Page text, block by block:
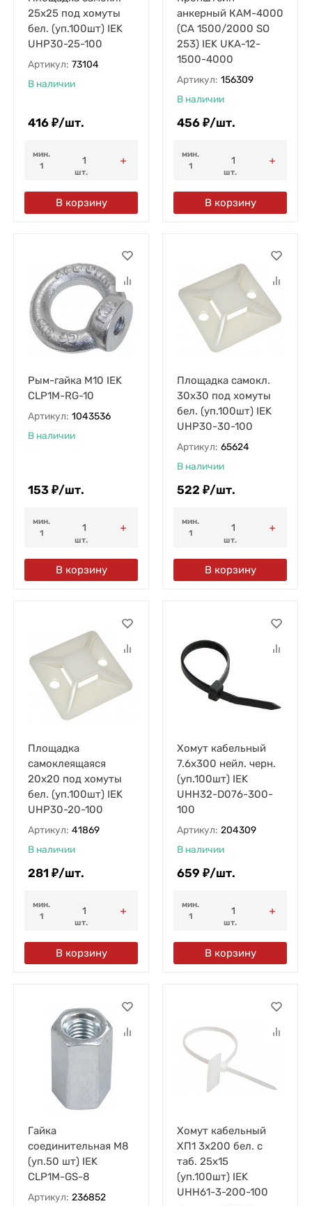
25х25 под хомуты
бел. (уп.100шт) IEK
UHP30-25-100
Артикул: 73104
В наличии
416 ₽/шт.
мин.
1
шт.
В корзину
анкерный КАМ-4000
(CA 1500/2000 SO
253) IEK UKA-12-
1500-4000
Артикул: 156309
В наличии
456 ₽/шт.
мин.
1
шт.
В корзину
Рым-гайка М10 IEK
CLP1M-RG-10
Артикул: 1043536
В наличии
153 ₽/шт.
мин.
1
шт.
В корзину
Площадка самокл.
30х30 под хомуты
бел. (уп.100шт) IEK
UHP30-30-100
Артикул: 65624
В наличии
522 ₽/шт.
мин.
1
шт.
В корзину
Площадка
самоклеящаяся
20х20 под хомуты
бел. (уп.100шт) IEK
UHP30-20-100
Артикул: 41869
В наличии
281 ₽/шт.
мин.
1
шт.
В корзину
Хомут кабельный
7.6х300 нейл. черн.
(уп.100шт) IEK
UHH32-D076-300-
100
Артикул: 204309
В наличии
659 ₽/шт.
мин.
1
шт.
В корзину
Гайка
соединительная М8
(уп.50 шт) IEK
CLP1M-GS-8
Артикул: 236852
Хомут кабельный
ХП1 3х200 бел. с
таб. 25х15
(уп.100шт) IEK
UHH61-3-200-100